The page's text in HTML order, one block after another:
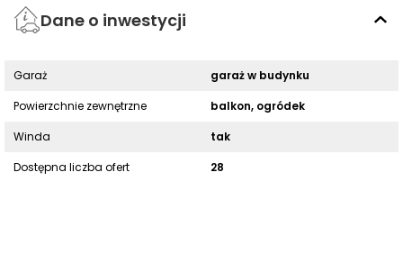
Dane o inwestycji
Garaż
garaż w budynku
Powierzchnie zewnętrzne
balkon, ogródek
Winda
tak
Dostępna liczba ofert
28